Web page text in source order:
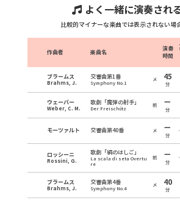
よく一緒に演奏され
比較的マイナーな楽曲では表示されない場
作曲者 楽曲名
演奏
時間
ブラームス
Brahms, J.
交響曲第1番
Symphony No.1
メ 45
分
ウェーバー
Weber, C. M.
歌劇「魔弾の射手」
Der Freischütz
前
分
モーツァルト 交響曲第40番
メ
分
ロッシーニ
Rossini, G.
歌劇「絹のはしご」
La scala di seta Overtu
re
前
分
ブラームス
Brahms, J.
交響曲第4番
Symphony No.4
メ 40
分